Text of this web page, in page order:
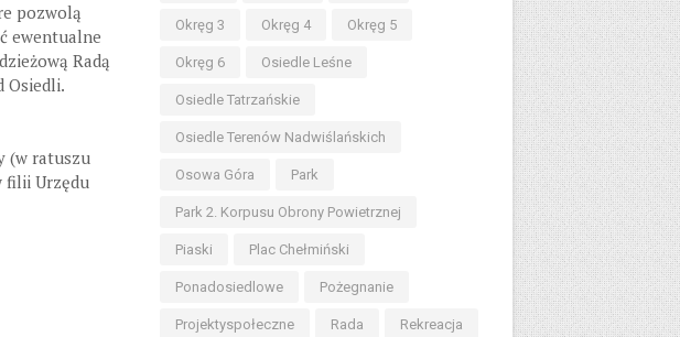
pozwolą
ewentualne
Radą
Osiedli.
(w ratuszu
filii Urzędu
Okręg 3 Okręg 4 Okręg 5
Okręg 6 Osiedle Leśne
Osiedle Tatrzańskie
Osiedle Terenów Nadwiślańskich
Osowa Góra Park
Park 2. Korpusu Obrony Powietrznej
Piaski Plac Chełmiński
Ponadosiedlowe Pożegnanie
Projektyspołeczne Rada Rekreacja